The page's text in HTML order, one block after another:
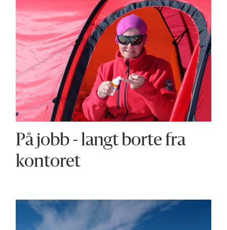
På jobb - langt borte fra
kontoret